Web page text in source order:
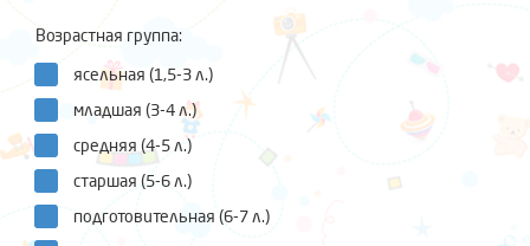
Возрастная группа:
ясельная (1,5-3 л.)
младшая (3-4 л.)
средняя (4-5 л.)
старшая (5-6 л.)
подготовительная (6-7 л.)